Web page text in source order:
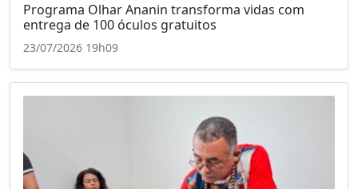
Programa Olhar Ananin transforma vidas com
entrega de 100 óculos gratuitos
23/07/2026 19h09